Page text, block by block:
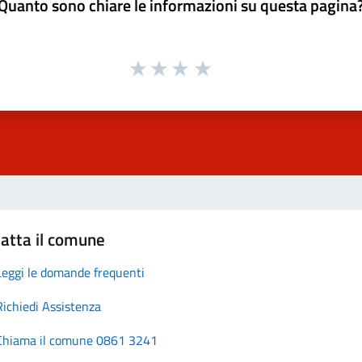
sono chiare le informazioni su questa
il comune
le domande frequenti
Assistenza
il comune 0861 3241